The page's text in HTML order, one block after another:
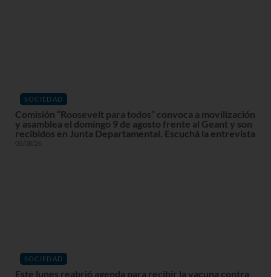
SOCIEDAD
Comisión “Roosevelt para todos” convoca a movilización
y asamblea el domingo 9 de agosto frente al Geant y son
recibidos en Junta Departamental. Escuchá la entrevista
05/08/26
SOCIEDAD
Este lunes reabrió agenda para recibir la vacuna contra